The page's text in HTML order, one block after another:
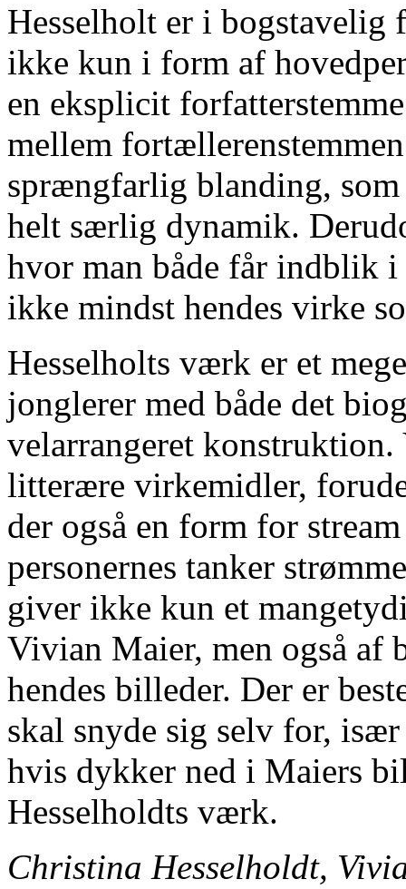
Hesselholt er i
ikke kun i form af
en eksplicit
mellem
sprængfarlig blanding,
helt særlig dynamik.
hvor man både får indblik
ikke mindst hendes virke
Hesselholts værk er et
jonglerer med både det
velarrangeret
litterære virkemidler,
der også en form for
personernes tanker
giver ikke kun et
Vivian Maier, men også af
hendes billeder. Der er
skal snyde sig selv for,
hvis dykker ned i Maiers
Hesselholdts værk.
Christina Hesselholdt,